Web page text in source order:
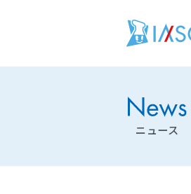
ニュース